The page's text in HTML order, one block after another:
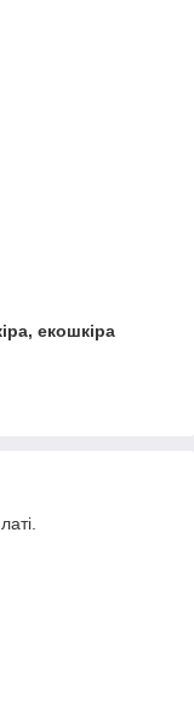
екошкіра